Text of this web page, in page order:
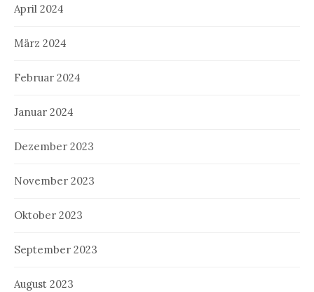
April 2024
März 2024
Februar 2024
Januar 2024
Dezember 2023
November 2023
Oktober 2023
September 2023
August 2023